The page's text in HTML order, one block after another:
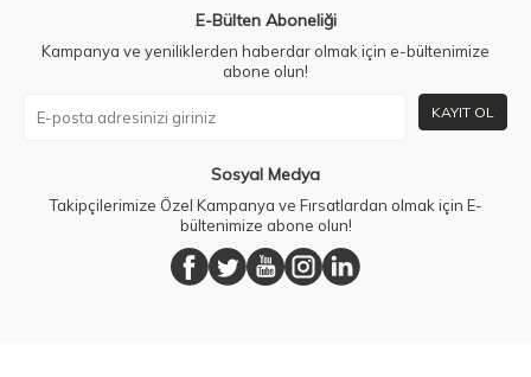
E-Bülten Aboneliği
Kampanya ve yeniliklerden haberdar olmak için e-bültenimize
abone olun!
KAYIT OL
Sosyal Medya
Takipçilerimize Özel Kampanya ve Fırsatlardan olmak için E-
bültenimize abone olun!